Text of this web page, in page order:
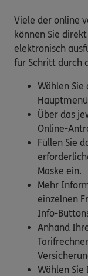
Viele der online
können Sie
elektronisch
für Schritt durch
Wählen
Über das
Online-
Füllen Sie
Maske ein.
Mehr
einzelnen
Info-
Anhand
Wählen